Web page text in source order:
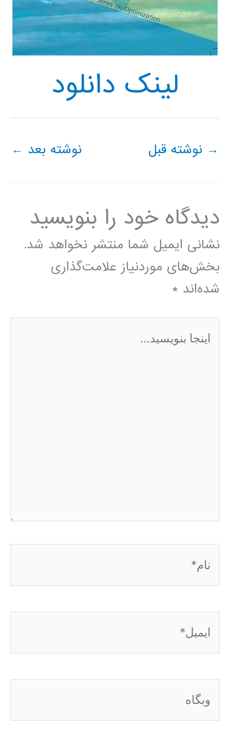
لینک دانلود
→ نوشته قبل نوشته بعد ←
دیدگاه‌ خود را بنویسید
نشانی ایمیل شما منتشر نخواهد شد.
بخش‌های موردنیاز علامت‌گذاری
شده‌اند *
اینجا
بنویسید…
وبگاه